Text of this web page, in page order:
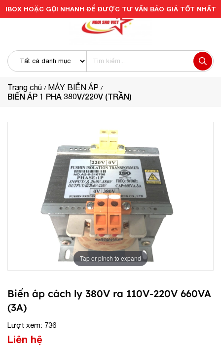
Trang chủ MÁY BIẾN ÁP
BIẾN ÁP 1 PHA 380V/220V (TRẦN)
Tap or pinch to expand
Biến áp cách ly 380V ra 110V-220V 660VA
(3A)
Lượt xem: 736
Liên hệ
IBOX HOẶC GỌI NHANH ĐỂ ĐƯỢC TƯ VẤN BÁO GIÁ TỐT NHẤT